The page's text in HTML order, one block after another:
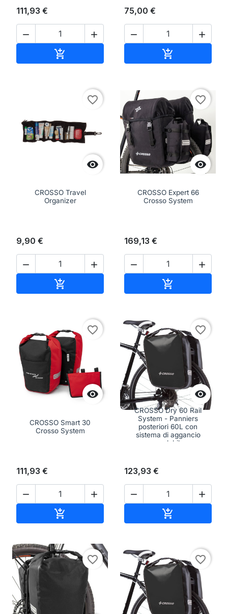
111,93 €
 

75,00 €
 


favorite_border
CROSSO Travel
Organizer
9,90 €
 


favorite_border
CROSSO Expert 66
Crosso System
169,13 €
 


favorite_border
CROSSO Smart 30
Crosso System
111,93 €
 


favorite_border
CROSSO Dry 60 Rail
System - Panniers
posteriori 60L con
sistema di aggancio
regolabile
123,93 €
 

favorite_border favorite_border